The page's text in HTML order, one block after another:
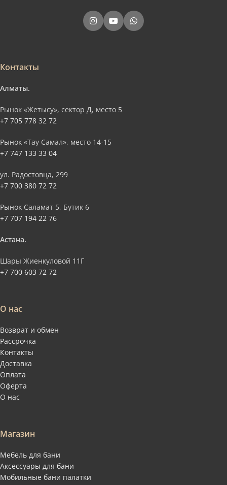
Контакты
Алматы.
Рынок «Жетысу», сектор Д, место 5
+7 705 778 32 72
Рынок «Тау Самал», место 14-15
+7 747 133 33 04
ул. Радостовца, 299
+7 700 380 72 72
Рынок Саламат 5, Бутик 6
+7 707 194 22 76
Астана.
Шары Жиенкуловой 11Г
+7 700 603 72 72
О нас
Возврат и обмен
Рассрочка
Контакты
Доставка
Оплата
Оферта
О нас
Магазин
Мебель для бани
Аксессуары для бани
Мобильные бани палатки